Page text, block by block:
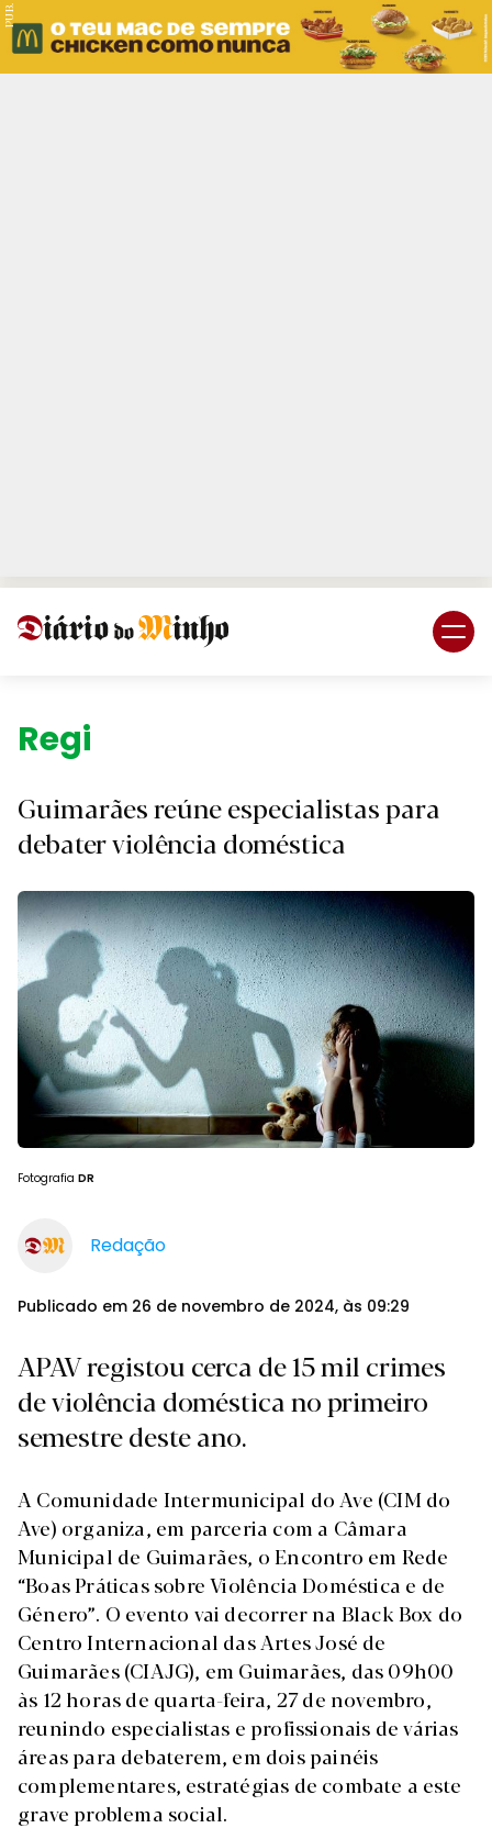
PUB.
Região.
Guimarães reúne especialistas para
debater violência doméstica
Fotografia DR
Redação
Publicado em 26 de novembro de 2024, às 09:29
APAV registou cerca de 15 mil crimes
de violência doméstica no primeiro
semestre deste ano.
A Comunidade Intermunicipal do Ave (CIM do
Ave) organiza, em parceria com a Câmara
Municipal de Guimarães, o Encontro em Rede
“Boas Práticas sobre Violência Doméstica e de
Género”. O evento vai decorrer na Black Box do
Centro Internacional das Artes José de
Guimarães (CIAJG), em Guimarães, das 09h00
às 12 horas de quarta-feira, 27 de novembro,
reunindo especialistas e profissionais de várias
áreas para debaterem, em dois painéis
complementares, estratégias de combate a este
grave problema social.